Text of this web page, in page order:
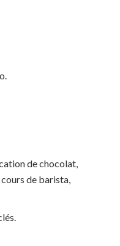
de chocolat,
de barista,